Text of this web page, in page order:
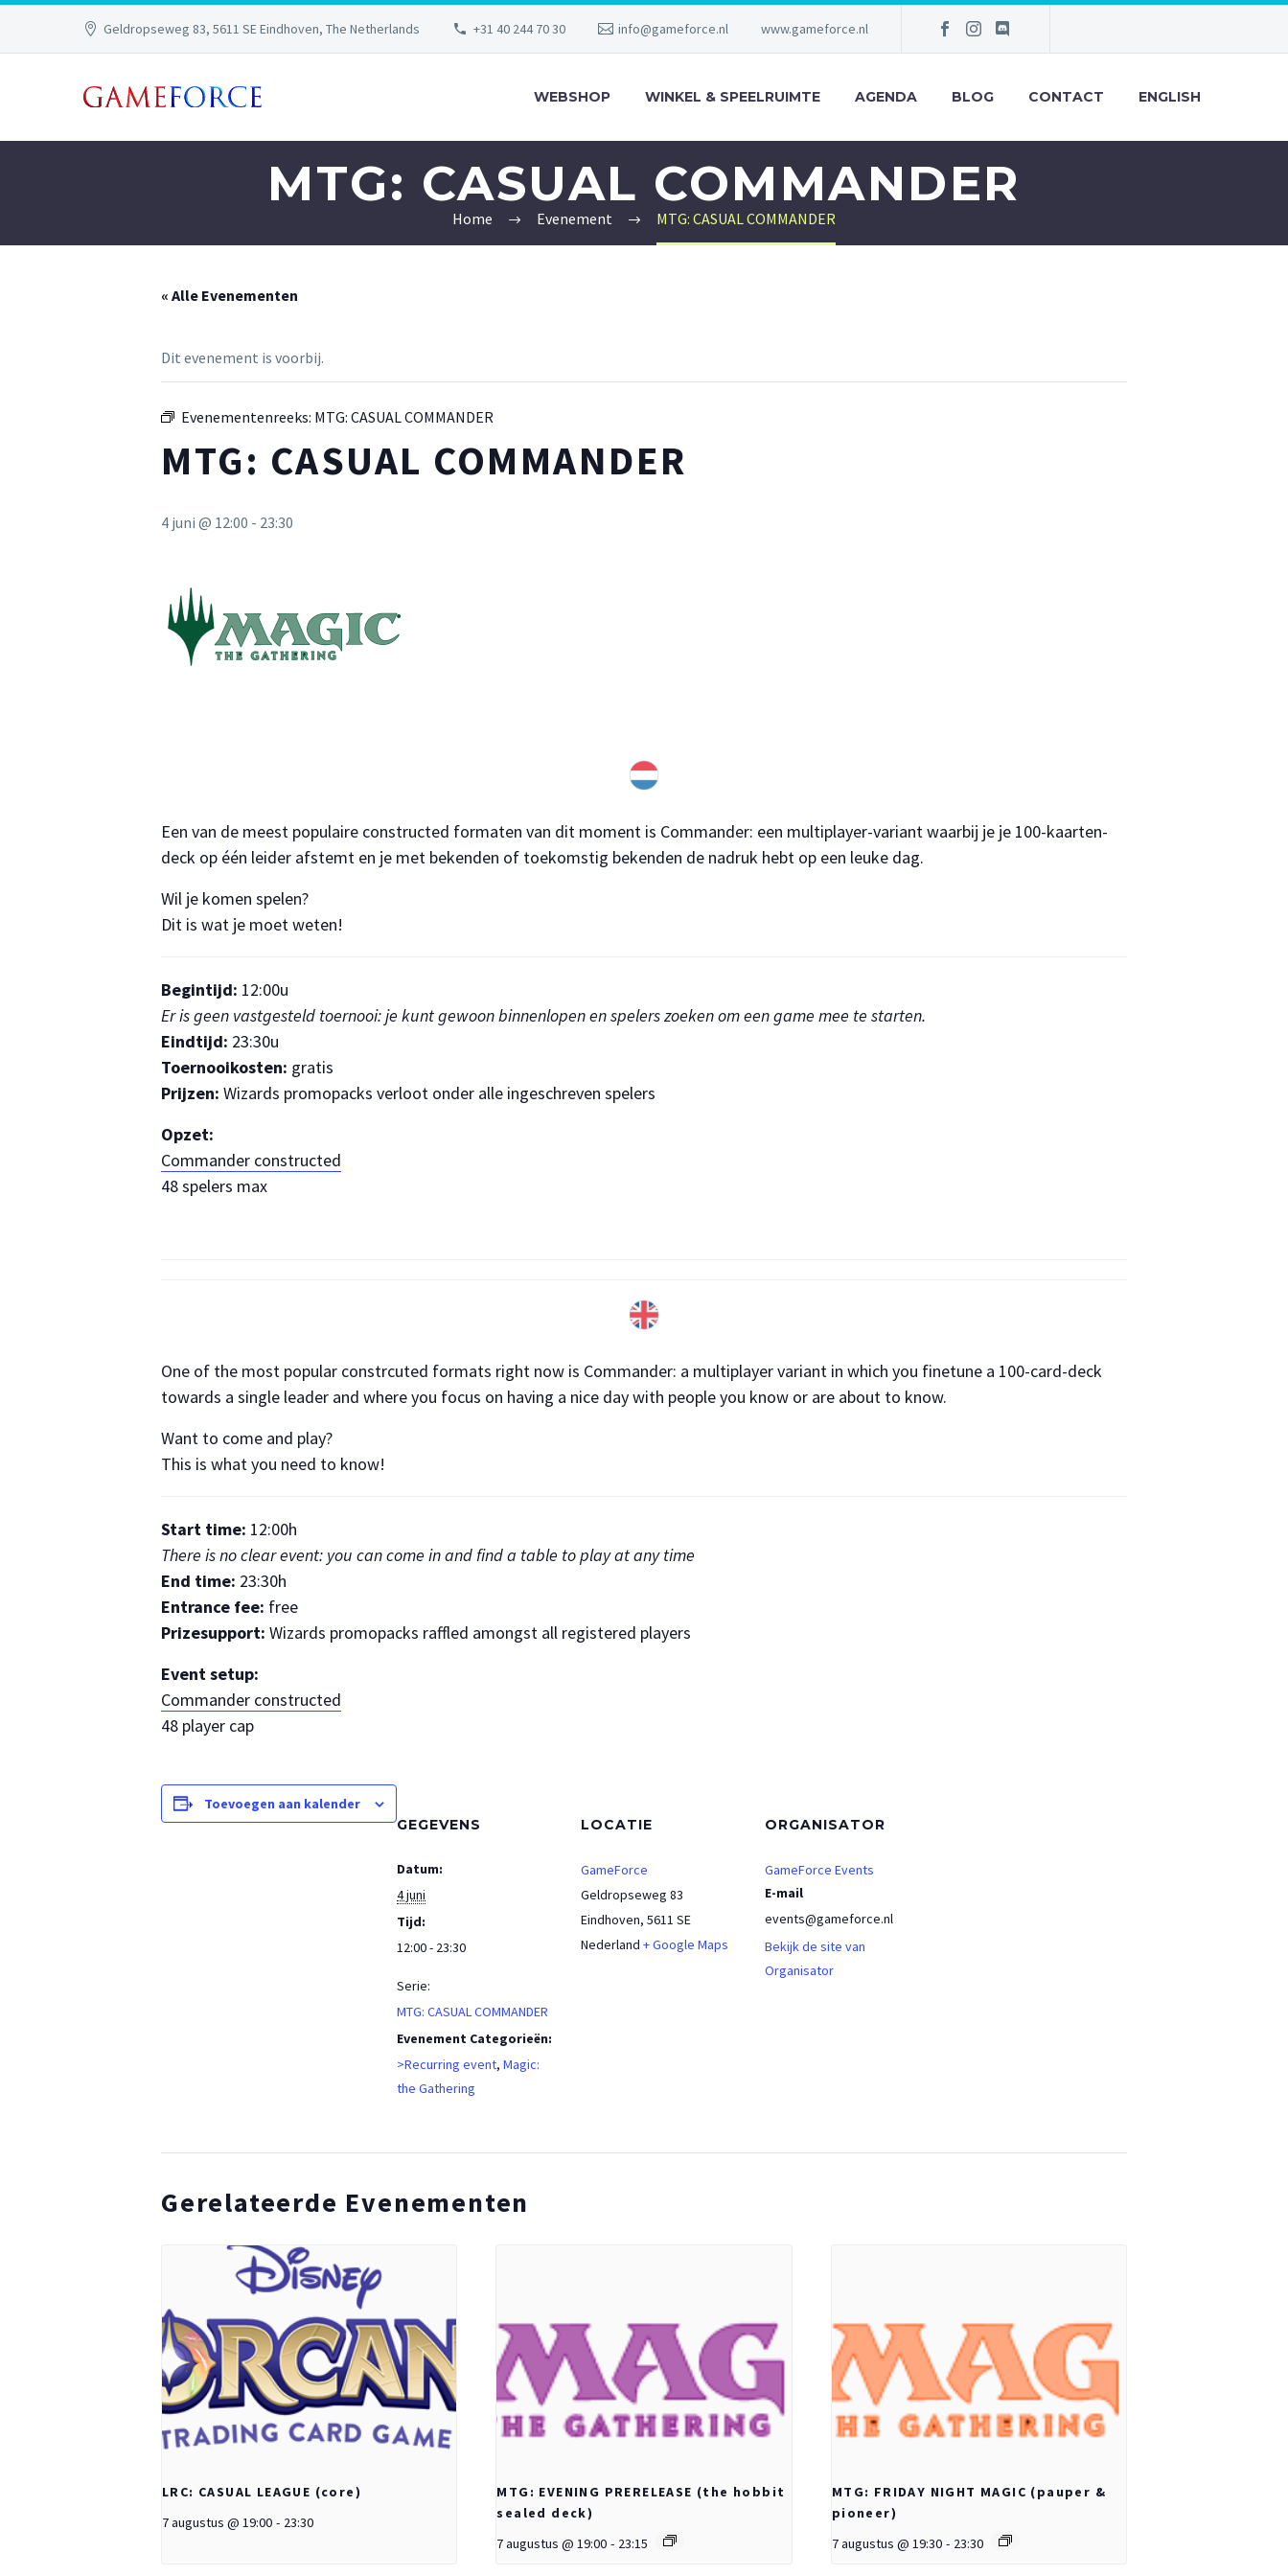
Geldropseweg 83, 5611 SE Eindhoven, The Netherlands +31 40 244 70 30 info@gameforce.nl www.gameforce.nl
WEBSHOP WINKEL & SPEELRUIMTE AGENDA BLOG CONTACT ENGLISH
MTG: CASUAL COMMANDER
Home Evenement MTG: CASUAL COMMANDER
« Alle Evenementen
Dit evenement is voorbij.
Evenementenreeks: MTG: CASUAL COMMANDER
MTG: CASUAL COMMANDER
4 juni @ 12:00 - 23:30
Een van de meest populaire constructed formaten van dit moment is Commander: een multiplayer-variant waarbij je je 100-kaarten-
deck op één leider afstemt en je met bekenden of toekomstig bekenden de nadruk hebt op een leuke dag.
Wil je komen spelen?
Dit is wat je moet weten!
Begintijd: 12:00u
Er is geen vastgesteld toernooi: je kunt gewoon binnenlopen en spelers zoeken om een game mee te starten.
Eindtijd: 23:30u
Toernooikosten: gratis
Prijzen: Wizards promopacks verloot onder alle ingeschreven spelers
Opzet:
Commander constructed
48 spelers max
One of the most popular constrcuted formats right now is Commander: a multiplayer variant in which you finetune a 100-card-deck
towards a single leader and where you focus on having a nice day with people you know or are about to know.
Want to come and play?
This is what you need to know!
Start time: 12:00h
There is no clear event: you can come in and find a table to play at any time
End time: 23:30h
Entrance fee: free
Prizesupport: Wizards promopacks raffled amongst all registered players
Event setup:
Commander constructed
48 player cap
Toevoegen aan kalender
GEGEVENS
Datum:
4 juni
Tijd:
12:00 - 23:30
Serie:
MTG: CASUAL COMMANDER
Evenement Categorieën:
>Recurring event, Magic:
the Gathering
LOCATIE
GameForce
Geldropseweg 83
Eindhoven, 5611 SE
Nederland + Google Maps
ORGANISATOR
GameForce Events
E-mail
events@gameforce.nl
Bekijk de site van
Organisator
Gerelateerde Evenementen
LRC: CASUAL LEAGUE (core)
7 augustus @ 19:00 - 23:30
MTG: EVENING PRERELEASE (the hobbit
sealed deck)
7 augustus @ 19:00 - 23:15
MTG: FRIDAY NIGHT MAGIC (pauper &
pioneer)
7 augustus @ 19:30 - 23:30